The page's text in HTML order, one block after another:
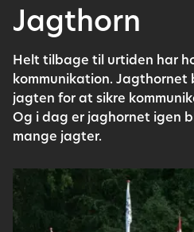
Jagthorn
Helt tilbage til urtiden har
kommunikation.
jagten for at sikre
Og i dag er jaghornet igen
mange jagter.